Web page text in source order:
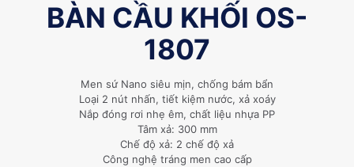
BÀN CẦU KHỐI OS-
1807
Men sứ Nano siêu mịn, chống bám bẩn
Loại 2 nút nhấn, tiết kiệm nước, xả xoáy
Nắp đóng rơi nhẹ êm, chất liệu nhựa PP
Tâm xả: 300 mm
Chế độ xả: 2 chế độ xả
Công nghệ tráng men cao cấp